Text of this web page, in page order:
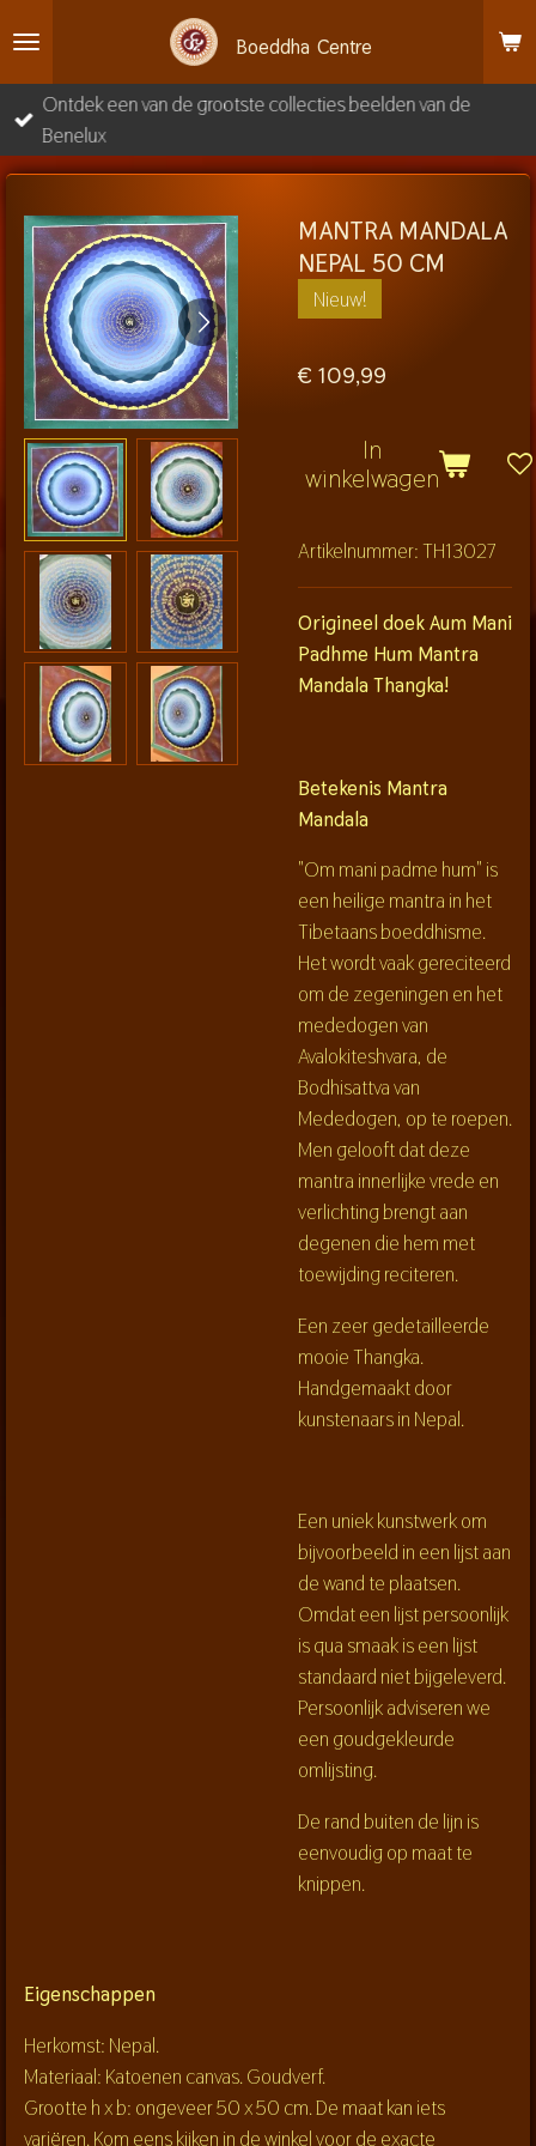
direct
naar
de
hoofdinhoud
Boeddha Centre
Ontdek een van de grootste collecties beelden van de
Benelux
MANTRA MANDALA
NEPAL 50 CM
Nieuw!
€ 109,99
In
winkelwagen
Artikelnummer:TH13027
Origineel doek Aum Mani
Padhme Hum Mantra
Mandala Thangka!
Betekenis Mantra
Mandala
"Om mani padme hum" is
een heilige mantra in het
Tibetaans boeddhisme.
Het wordt vaak gereciteerd
om de zegeningen en het
mededogen van
Avalokiteshvara, de
Bodhisattva van
Mededogen, op te roepen.
Men gelooft dat deze
mantra innerlijke vrede en
verlichting brengt aan
degenen die hem met
toewijding reciteren.
Een zeer gedetailleerde
mooie Thangka.
Handgemaakt door
kunstenaars in Nepal.
Een uniek kunstwerk om
bijvoorbeeld in een lijst aan
de wand te plaatsen.
Omdat een lijst persoonlijk
is qua smaak is een lijst
standaard niet bijgeleverd.
Persoonlijk adviseren we
een goudgekleurde
omlijsting.
De rand buiten de lijn is
eenvoudig op maat te
knippen.
Eigenschappen
Herkomst: Nepal.
Materiaal: Katoenen canvas. Goudverf.
Grootte h x b: ongeveer 50 x 50 cm. De maat kan iets
variëren. Kom eens kijken in de winkel voor de exacte